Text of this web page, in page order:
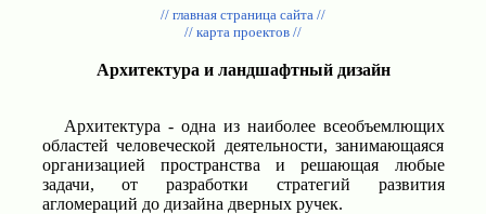
// главная страница сайта //
// карта проектов //
Архитектура и ландшафтный дизайн
Архитектура - одна из наиболее всеобъемлющих
областей человеческой деятельности, занимающаяся
организацией пространства и решающая любые
задачи, от разработки стратегий развития
агломераций до дизайна дверных ручек.